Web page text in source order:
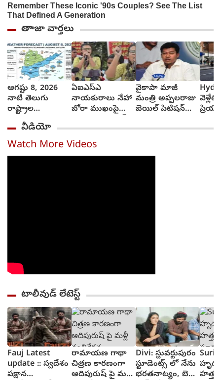
తాాజా వార్తలు
ఆగష్టు 8, 2026
నాటి తెలుగు
రాష్ట్రాల
వాతావరణ సూచన
ఎలా వుందంటే..?
ఏఐఎస్ఎ
నాయకురాలు నేహా
బోరా ముఖంపై
మంతర్ కాదంటూ...
వైకాపా మాజీ
మంత్రి అప్పలరాజు
బెయిల్ పిటిషన్‌
వీడియో
Watch More Videos
టాలీవుడ్ లేటెస్ట్
Fauj Latest
update :: స్వదేశం
పక్షాన
రామాయణ గాథా
చిత్రణ కారణంగా
ఆదిపురుష్ పై మళ్లీ
Divi: స్టువర్టుపురం
స్టూడెంట్స్ లో నేను
భరతనాట్యం, బెల్లి